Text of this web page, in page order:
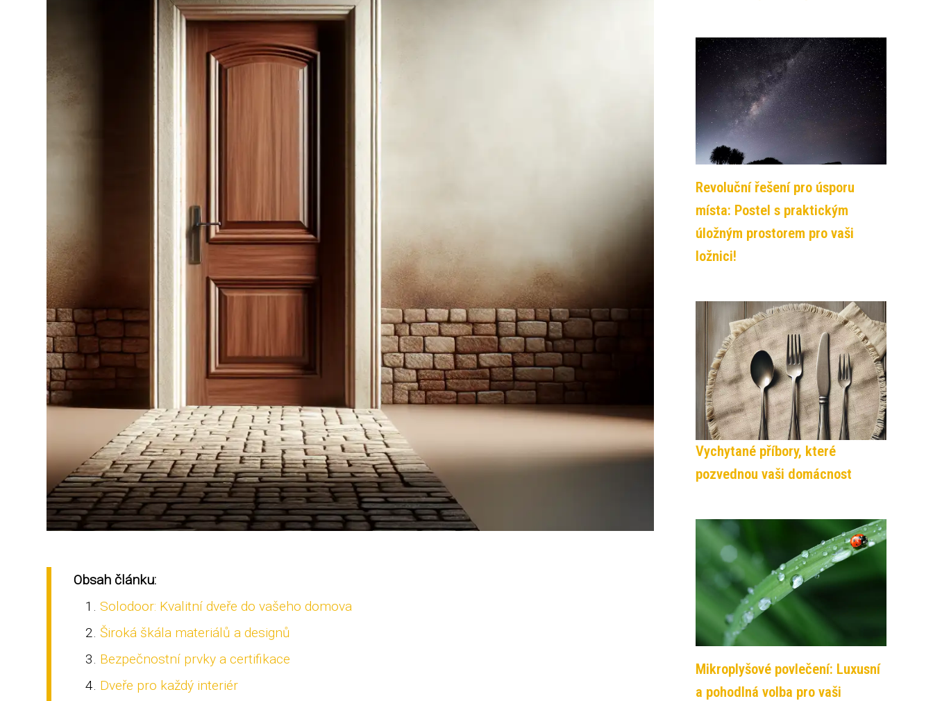
Obsah článku:
Solodoor: Kvalitní dveře do vašeho domova
Široká škála materiálů a designů
Bezpečnostní prvky a certifikace
Dveře pro každý interiér
Revoluční řešení pro úsporu
místa: Postel s praktickým
úložným prostorem pro vaši
ložnici!
Vychytané příbory, které
pozvednou vaši domácnost
Mikroplyšové povlečení: Luxusní
a pohodlná volba pro vaši